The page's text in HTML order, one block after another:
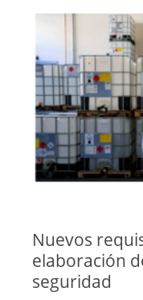
Nuevos
elaboración
seguridad